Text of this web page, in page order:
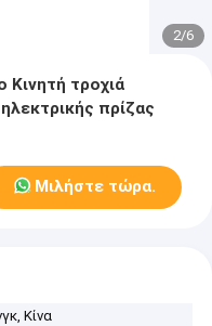
2/6
Κινητή τροχιά
πρίζας
Μιλήστε τώρα.
Κίνα